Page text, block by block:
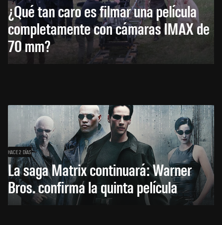
¿Qué tan caro es filmar una película
completamente con cámaras IMAX de
70 mm?
HACE 2 DÍAS
La saga Matrix continuará: Warner
Bros. confirma la quinta película